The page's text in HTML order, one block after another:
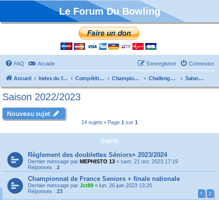
Le Forum Du Bowling
FAQ Arcade Connexion
S’enregistrer
Accueil Index du forum Compétitions Championnats de France Challenge Vétérans Saison 2022/2023
Saison 2022/2023
Nouveau sujet
14 sujets • Page 1 sur 1
Sujets
Règlement des doublettes Séniors+ 2023/2024
Dernier message par MEPHISTO 13 « sam. 21 oct. 2023 17:19
Réponses : 2
Championnat de France Seniors + finale nationale
Dernier message par Jct89 « lun. 26 juin 2023 13:20
Réponses : 23 1 2